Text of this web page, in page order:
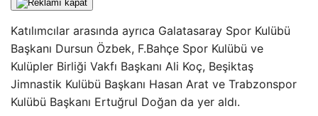
Katılımcılar arasında ayrıca Galatasaray Spor Kulübü
Başkanı Dursun Özbek, F.Bahçe Spor Kulübü ve
Kulüpler Birliği Vakfı Başkanı Ali Koç, Beşiktaş
Jimnastik Kulübü Başkanı Hasan Arat ve Trabzonspor
Kulübü Başkanı Ertuğrul Doğan da yer aldı.